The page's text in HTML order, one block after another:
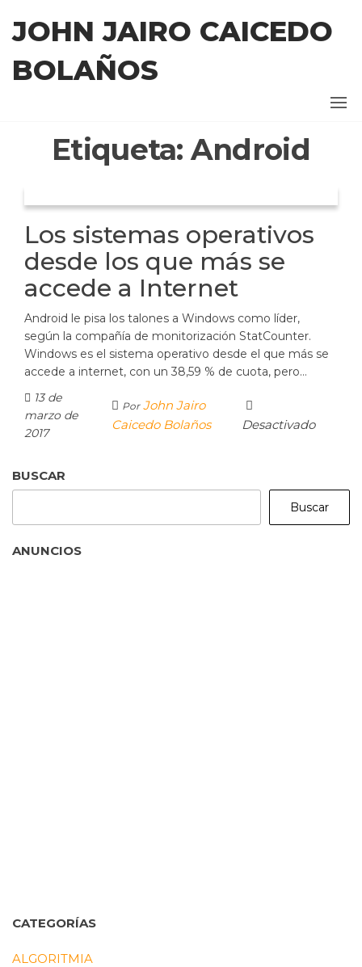
JOHN JAIRO CAICEDO
BOLAÑOS
Etiqueta: Android
Los sistemas operativos
desde los que más se
accede a Internet
Android le pisa los talones a Windows como líder,
según la compañía de monitorización StatCounter.
Windows es el sistema operativo desde el que más se
accede a internet, con un 38,59 % de cuota, pero…
13 de
marzo de
2017
Por John Jairo
Caicedo Bolaños
Desactivado
BUSCAR
Buscar
ANUNCIOS
CATEGORÍAS
ALGORITMIA